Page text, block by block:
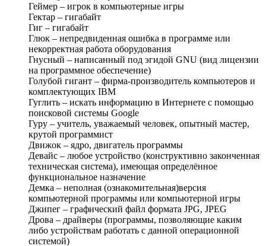
Геймер – игрок в компьютерные игры
Гектар – гигабайт
Гиг – гигабайт
Глюк – непредвиденная ошибка в программе или
некорректная работа оборудования
Гнусный – написанный под эгидой GNU (вид лицензии
на программное обеспечение)
Голубой гигант – фирма-производитель компьютеров и
комплектующих IBM
Гуглить – искать информацию в Интернете с помощью
поисковой системы Google
Гуру – учитель, уважаемый человек, опытный мастер,
крутой программист
Движок – ядро, двигатель программы
Девайс – любое устройство (конструктивно законченная
техническая система), имеющая определённое
функциональное назначение
Демка – неполная (ознакомительная)версия
компьютерной программы или компьютерной игры
Джипег – графический файл формата JPG, JPEG
Дрова – драйверы (программы, позволяющие каким
либо устройствам работать с данной операционной
системой)